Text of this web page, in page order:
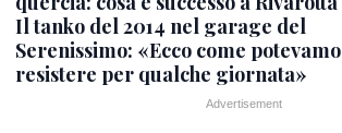
Il tanko del 2014 nel garage del
Serenissimo: «Ecco come potevamo
resistere per qualche giornata»